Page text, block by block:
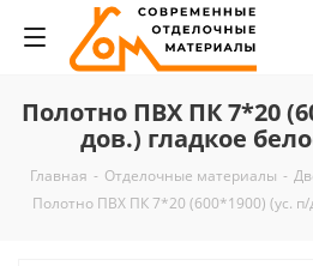
Полотно ПВХ ПК 7*20
дов.) гладкое
Главная - Отделочные материалы -
Полотно ПВХ ПК 7*20 (600*1900) (ус. п/